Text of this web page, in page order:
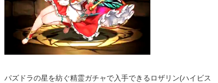
パズドラの星を紡ぐ精霊ガチャで入手できるロザリン(ハイビス